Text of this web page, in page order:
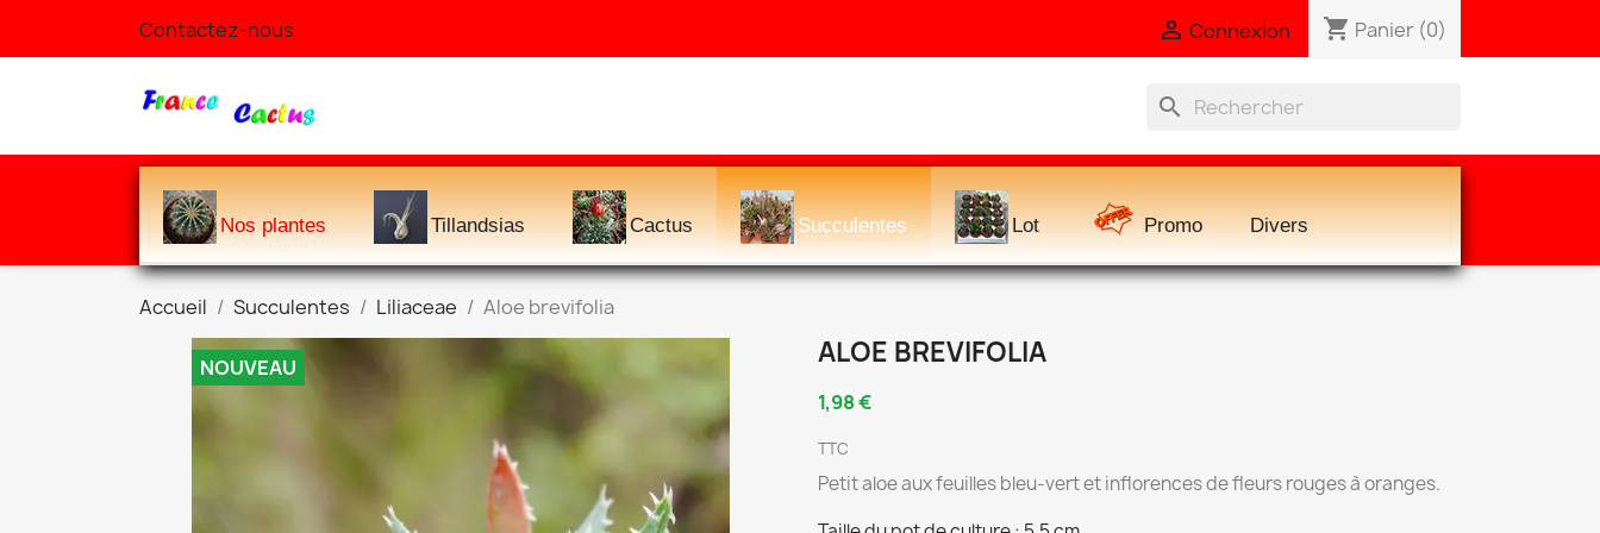
Contactez-nous  Connexion shopping_cart Panier (0)
search
Nos plantes Tillandsias Cactus Succulentes Lot Promo Divers
Accueil Succulentes Liliaceae Aloe brevifolia
NOUVEAU ALOE BREVIFOLIA
1,98 €
TTC
Petit aloe aux feuilles bleu-vert et inflorences de fleurs rouges à oranges.